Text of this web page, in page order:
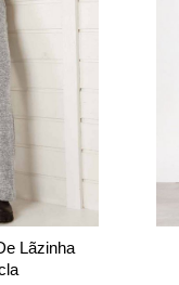
Lãzinha